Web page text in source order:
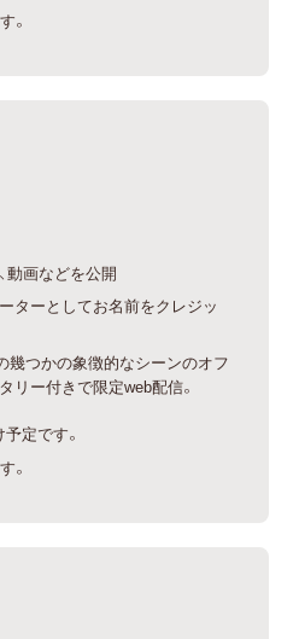
。
動画などを公開
ターとしてお名前をクレジッ
幾つかの象徴的なシーンのオフ
リー付きで限定web配信。
定です。
。